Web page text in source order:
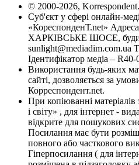
© 2000-2026,
Суб'єкт у сфері онлайн-
«КореспонденТ.net»
ХАРКІВСЬКЕ ШОСЕ,
sunlight@mediadim.com.ua
Ідентифікатор медіа –
Використання будь-яких
сайті, дозволяється за
Корреспондент.net.
При копіюванні
і світу» , для інтернет -
відкрите для пошукових
Посилання має бути
повного або часткового
Гіперпосилання ( для